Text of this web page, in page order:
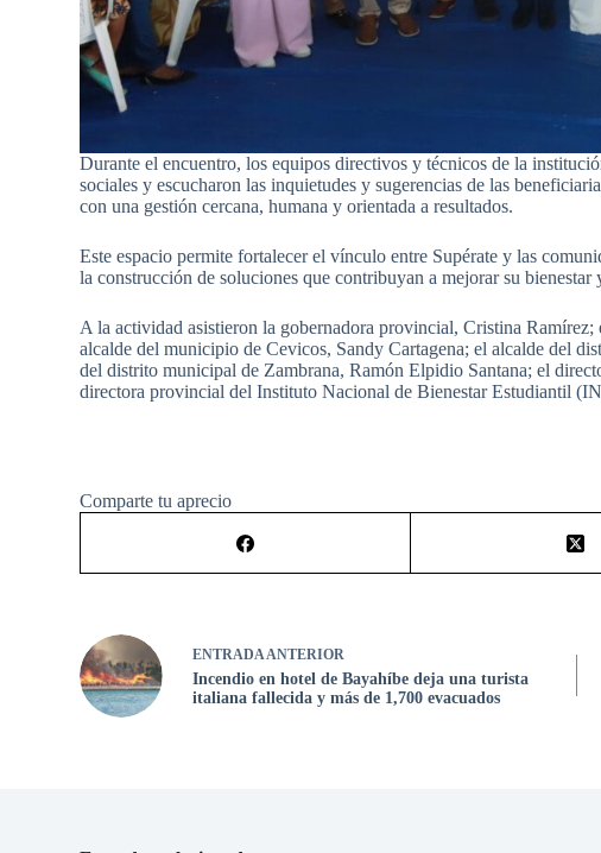
Durante el encuentro, los equipos directivos y técnicos de la
sociales y escucharon las inquietudes y sugerencias de las
con una gestión cercana, humana y orientada a resultados.
Este espacio permite fortalecer el vínculo entre Supérate y las
la construcción de soluciones que contribuyan a mejorar su bienestar
A la actividad asistieron la gobernadora provincial, Cristina
alcalde del municipio de Cevicos, Sandy Cartagena; el alcalde del
del distrito municipal de Zambrana, Ramón Elpidio Santana; el
directora provincial del Instituto Nacional de Bienestar Estudiantil
Comparte tu aprecio
ENTRADAANTERIOR
Incendio en hotel de Bayahíbe deja una turista
italiana fallecida y más de 1,700 evacuados